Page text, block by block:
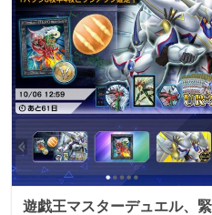
遊戯王マスターデュエル、